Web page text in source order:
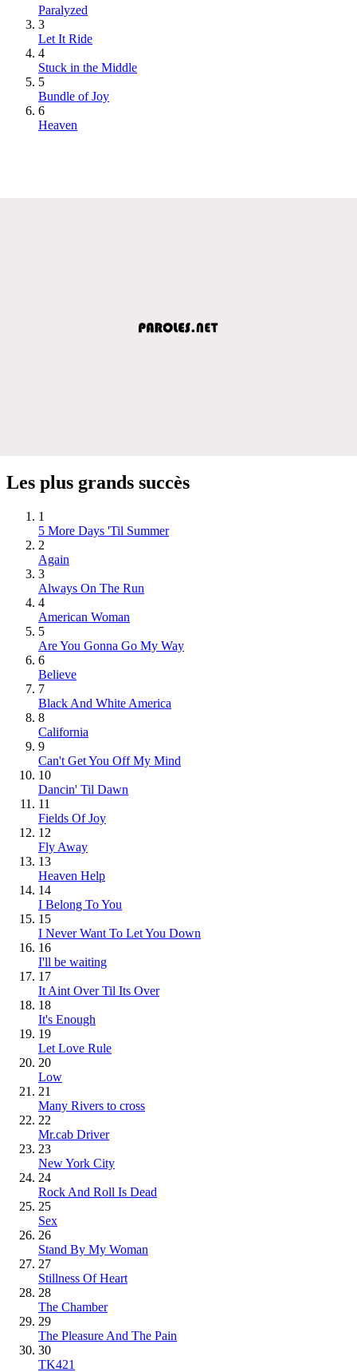
Paralyzed
3
Let It Ride
4
Stuck in the Middle
5
Bundle of Joy
6
Heaven
Les plus grands succès
1
5 More Days 'Til Summer
2
Again
3
Always On The Run
4
American Woman
5
Are You Gonna Go My Way
6
Believe
7
Black And White America
8
California
9
Can't Get You Off My Mind
10
Dancin' Til Dawn
11
Fields Of Joy
12
Fly Away
13
Heaven Help
14
I Belong To You
15
I Never Want To Let You Down
16
I'll be waiting
17
It Aint Over Til Its Over
18
It's Enough
19
Let Love Rule
20
Low
21
Many Rivers to cross
22
Mr.cab Driver
23
New York City
24
Rock And Roll Is Dead
25
Sex
26
Stand By My Woman
27
Stillness Of Heart
28
The Chamber
29
The Pleasure And The Pain
30
TK421